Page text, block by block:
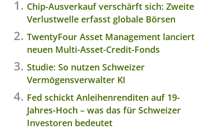
Chip-Ausverkauf verschärft sich: Zweite
Verlustwelle erfasst globale Börsen
TwentyFour Asset Management lanciert
neuen Multi-Asset-Credit-Fonds
Studie: So nutzen Schweizer
Vermögensverwalter KI
Fed schickt Anleihenrenditen auf 19-
Jahres-Hoch – was das für Schweizer
Investoren bedeutet